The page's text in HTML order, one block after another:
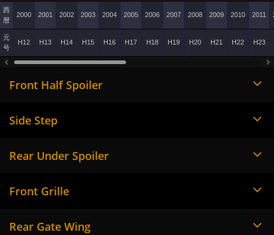
西
暦
2000 2001 2002 2003 2004 2005 2006 2007 2008 2009 2010 2011
元
号
H12 H13 H14 H15 H16 H17 H18 H19 H20 H21 H22 H23
Front Half Spoiler
Side Step
Rear Under Spoiler
Front Grille
Rear Gate Wing